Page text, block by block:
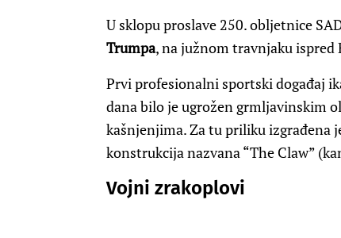
U sklopu proslave 250. obljetnice
Trumpa, na južnom travnjaku ispred
Prvi profesionalni sportski događaj
dana bilo je ugrožen grmljavinskim
kašnjenjima. Za tu priliku izgrađena
konstrukcija nazvana “The Claw”
Vojni zrakoplovi